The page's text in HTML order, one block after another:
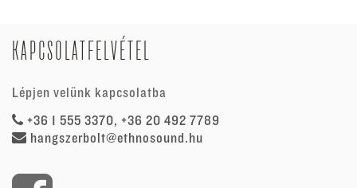
KAPCSOLATFELVÉTEL
Lépjen velünk kapcsolatba
+36 1 555 3370, +36 20 492 7789
hangszerbolt@ethnosound.hu